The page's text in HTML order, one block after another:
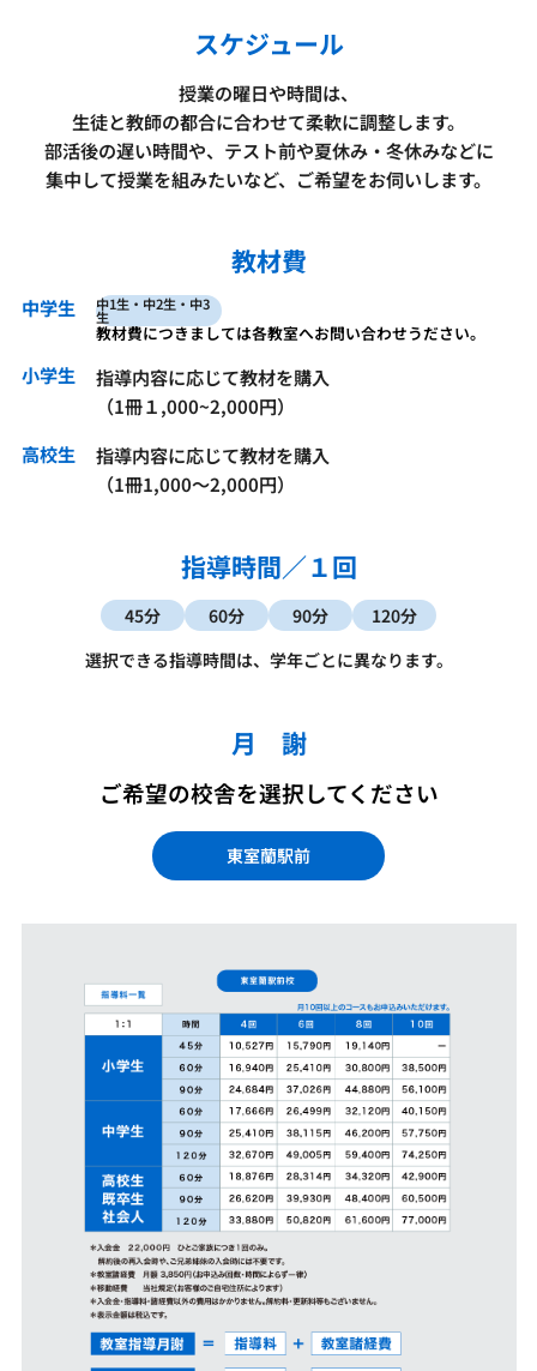
スケジュール
授業の曜日や時間は、
生徒と教師の都合に合わせて柔軟に調整します。
部活後の遅い時間や、テスト前や夏休み・冬休みなどに
集中して授業を組みたいなど、ご希望をお伺いします。
教材費
中学生 中1生・中2生・中3
生
教材費につきましては各教室へお問い合わせうださい。
小学生
指導内容に応じて教材を購入
（1冊１,000~2,000円）
高校生
指導内容に応じて教材を購入
（1冊1,000～2,000円）
指導時間／１回
45分 60分 90分
120分
選択できる指導時間は、学年ごとに異なります。
月 謝
ご希望の校舎を選択してください
東室蘭駅前